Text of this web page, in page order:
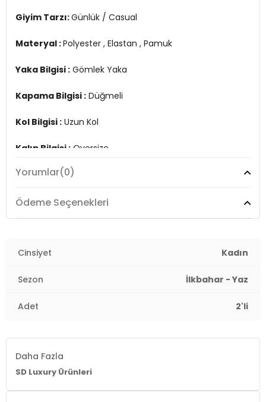
Giyim Tarzı:Günlük / Casual
Materyal :Polyester , Elastan , Pamuk
Yaka Bilgisi : Gömlek Yaka
Kapama Bilgisi : Düğmeli
Kol Bilgisi : Uzun Kol
Kalıp Bilgisi : Oversize
Yorumlar(0)
Ödeme Seçenekleri
Cinsiyet Kadın
Sezon İlkbahar - Yaz
Adet 2'li
Daha Fazla
SD Luxury Ürünleri